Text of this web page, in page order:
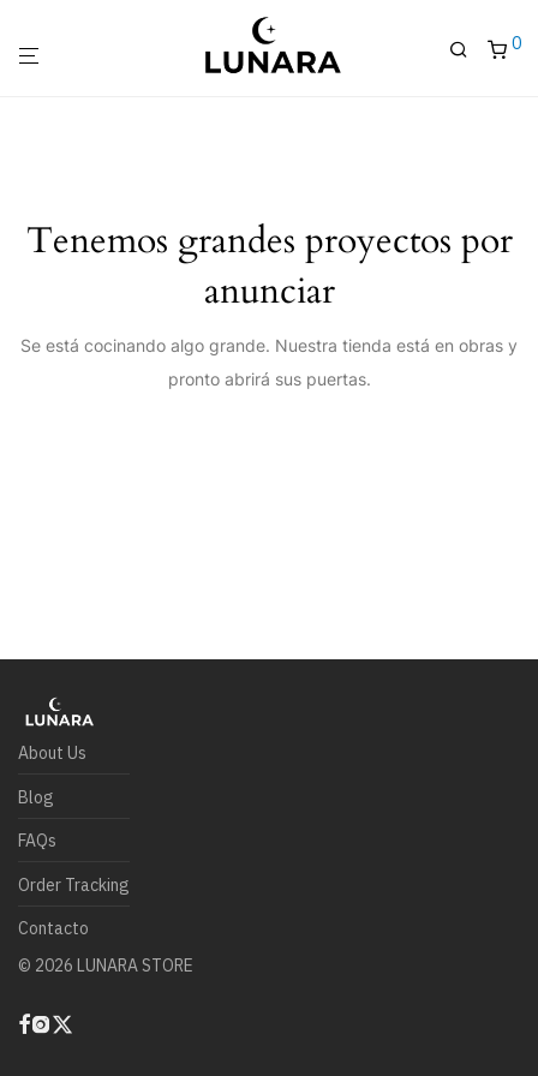
0
Tenemos grandes proyectos por
anunciar
Se está cocinando algo grande. Nuestra tienda está en obras y
pronto abrirá sus puertas.
About Us
Blog
FAQs
Order Tracking
Contacto
© 2026 LUNARA STORE